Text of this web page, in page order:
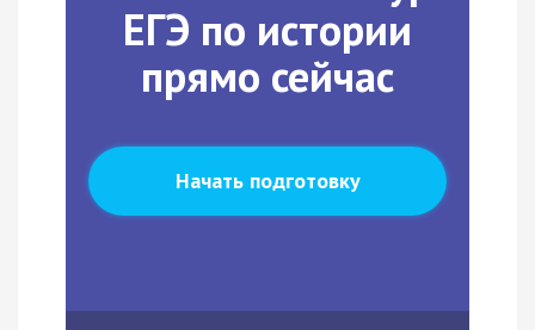
ЕГЭ по истории
прямо сейчас
Начать подготовку